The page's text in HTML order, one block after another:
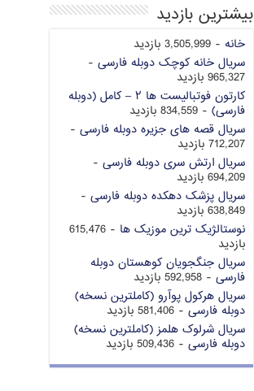
بیشترین بازدید
خانه - 3,505,999 بازدید
سریال خانه کوچک دوبله فارسی -
965,327 بازدید
کارتون فوتبالیست ها ۲ – کامل (دوبله
فارسی) - 834,559 بازدید
سریال قصه های جزیره دوبله فارسی -
712,207 بازدید
سریال ارتش سری دوبله فارسی -
694,209 بازدید
سریال پزشک دهکده دوبله فارسی -
638,849 بازدید
نوستالژیک ترین موزیک ها
- 615,476
بازدید
سریال جنگجویان کوهستان دوبله
فارسی - 592,958 بازدید
سریال هرکول پوآرو (کاملترین نسخه)
دوبله فارسی - 581,406 بازدید
سریال شرلوک هلمز (کاملترین نسخه)
دوبله فارسی - 509,436 بازدید